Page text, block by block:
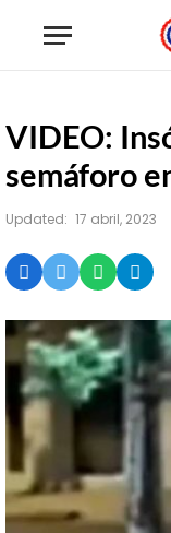
VIDEO:
semáforo
Updated: 17 abril, 2023